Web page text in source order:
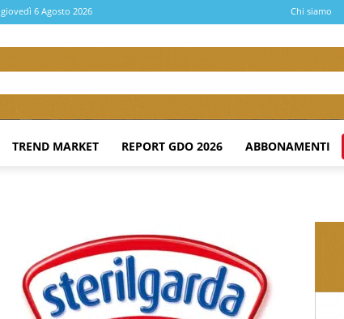
giovedì 6 Agosto 2026 Chi siamo
TREND MARKET REPORT GDO 2026 ABBONAMENTI